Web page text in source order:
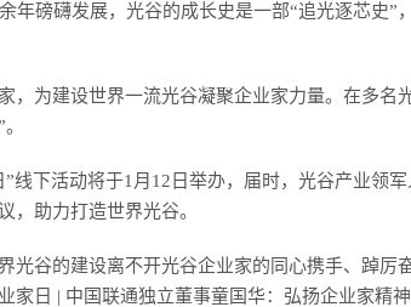
年磅礴发展，光谷的成长史是一部“追光逐芯史”
，为建设世界一流光谷凝聚企业家力量。在多名
线下活动将于1月12日举办，届时，光谷产业领
，助力打造世界光谷。
光谷的建设离不开光谷企业家的同心携手、踔厉
家日 | 中国联通独立董事童国华：弘扬企业家精神